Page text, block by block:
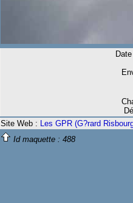
Site Web : Les GPR (G?rard
Id maquette : 488